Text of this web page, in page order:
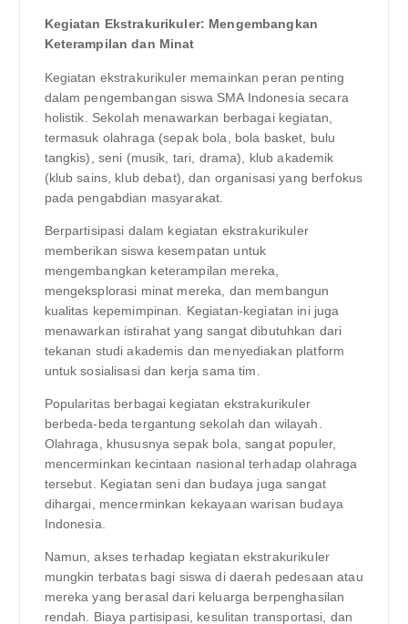
Kegiatan Ekstrakurikuler: Mengembangkan
Keterampilan dan Minat
Kegiatan ekstrakurikuler memainkan peran penting
dalam pengembangan siswa SMA Indonesia secara
holistik. Sekolah menawarkan berbagai kegiatan,
termasuk olahraga (sepak bola, bola basket, bulu
tangkis), seni (musik, tari, drama), klub akademik
(klub sains, klub debat), dan organisasi yang berfokus
pada pengabdian masyarakat.
Berpartisipasi dalam kegiatan ekstrakurikuler
memberikan siswa kesempatan untuk
mengembangkan keterampilan mereka,
mengeksplorasi minat mereka, dan membangun
kualitas kepemimpinan. Kegiatan-kegiatan ini juga
menawarkan istirahat yang sangat dibutuhkan dari
tekanan studi akademis dan menyediakan platform
untuk sosialisasi dan kerja sama tim.
Popularitas berbagai kegiatan ekstrakurikuler
berbeda-beda tergantung sekolah dan wilayah.
Olahraga, khususnya sepak bola, sangat populer,
mencerminkan kecintaan nasional terhadap olahraga
tersebut. Kegiatan seni dan budaya juga sangat
dihargai, mencerminkan kekayaan warisan budaya
Indonesia.
Namun, akses terhadap kegiatan ekstrakurikuler
mungkin terbatas bagi siswa di daerah pedesaan atau
mereka yang berasal dari keluarga berpenghasilan
rendah. Biaya partisipasi, kesulitan transportasi, dan